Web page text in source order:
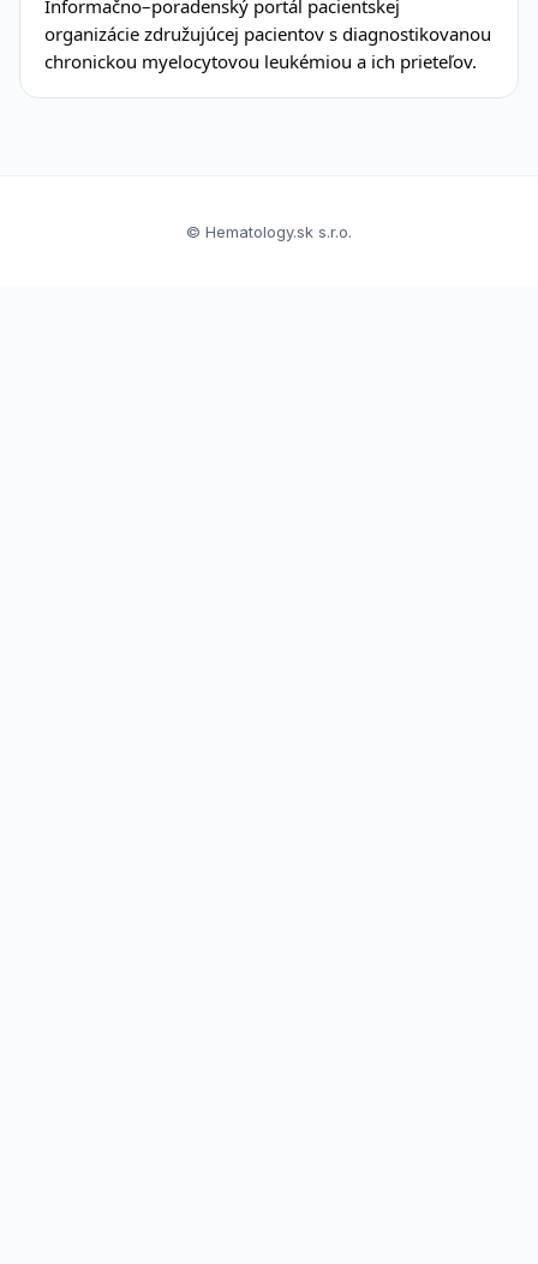
Informačno–poradenský portál pacientskej
organizácie združujúcej pacientov s diagnostikovanou
chronickou myelocytovou leukémiou a ich prieteľov.
© Hematology.sk s.r.o.